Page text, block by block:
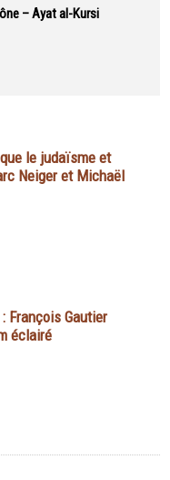
– Ayat al-Kursi
le judaïsme et
Neiger et Michaël
François Gautier
éclairé